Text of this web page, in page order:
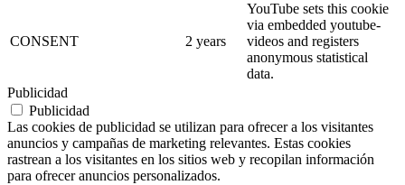
CONSENT 2 years
YouTube sets this cookie
via embedded youtube-
videos and registers
anonymous statistical
data.
Publicidad
Publicidad
Las cookies de publicidad se utilizan para ofrecer a los visitantes
anuncios y campañas de marketing relevantes. Estas cookies
rastrean a los visitantes en los sitios web y recopilan información
para ofrecer anuncios personalizados.